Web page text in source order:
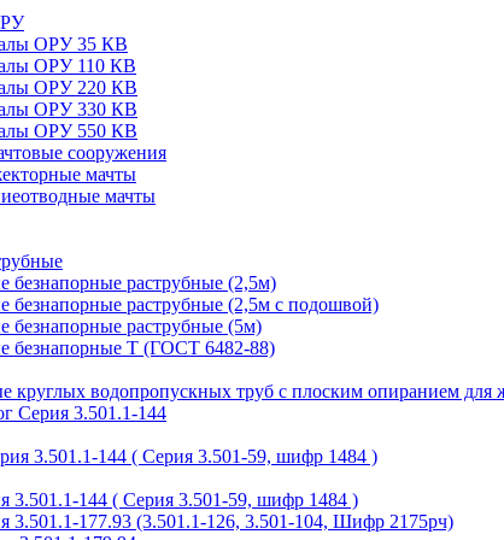
ОРУ 35 КВ
ОРУ 110 КВ
ОРУ 220 КВ
ОРУ 330 КВ
ОРУ 550 КВ
сооружения
мачты
мачты
безнапорные раструбные (2,5м)
безнапорные раструбные (2,5м с подошвой)
безнапорные раструбные (5м)
безнапорные Т (ГОСТ 6482-88)
круглых водопропускных труб с плоским опиранием для
Серия 3.501.1-144
3.501.1-144 ( Серия 3.501-59, шифр 1484 )
3.501.1-144 ( Серия 3.501-59, шифр 1484 )
3.501.1-177.93 (3.501.1-126, 3.501-104, Шифр 2175рч)